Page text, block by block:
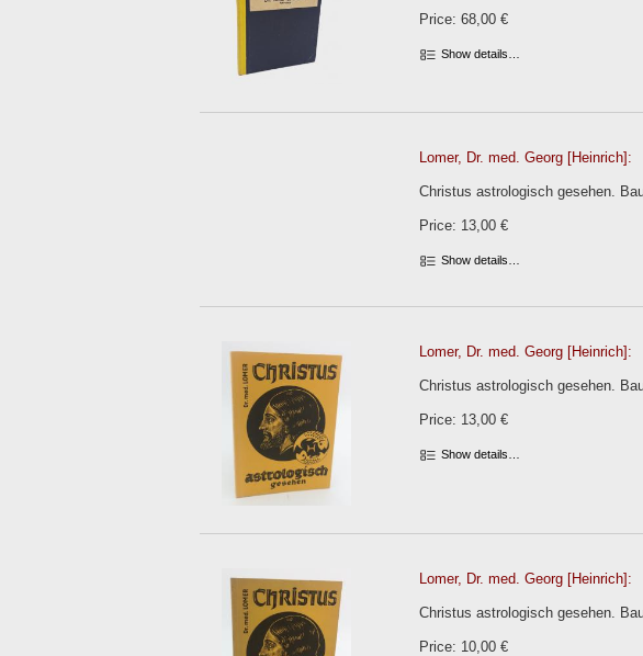
Price: 68,00 €
Show details…
Lomer, Dr. med. Georg [Heinrich]:
Christus astrologisch gesehen.
Price: 13,00 €
Show details…
Lomer, Dr. med. Georg [Heinrich]:
Christus astrologisch gesehen.
Price: 13,00 €
Show details…
Lomer, Dr. med. Georg [Heinrich]:
Christus astrologisch gesehen.
Price: 10,00 €